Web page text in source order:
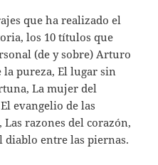
que ha realizado el
los 10 títulos que
(de y sobre) Arturo
la pureza, El lugar sin
La mujer del
evangelio de las
razones del corazón,
diablo entre las piernas.